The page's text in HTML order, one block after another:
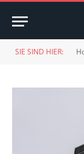
SIE SIND HIER: